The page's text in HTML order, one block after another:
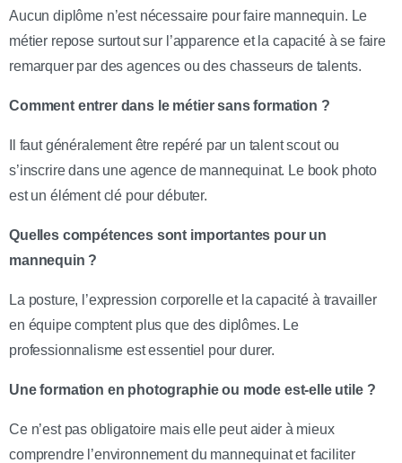
Aucun diplôme n’est nécessaire pour faire mannequin. Le
métier repose surtout sur l’apparence et la capacité à se faire
remarquer par des agences ou des chasseurs de talents.
Comment entrer dans le métier sans formation ?
Il faut généralement être repéré par un talent scout ou
s’inscrire dans une agence de mannequinat. Le book photo
est un élément clé pour débuter.
Quelles compétences sont importantes pour un
mannequin ?
La posture, l’expression corporelle et la capacité à travailler
en équipe comptent plus que des diplômes. Le
professionnalisme est essentiel pour durer.
Une formation en photographie ou mode est-elle utile ?
Ce n’est pas obligatoire mais elle peut aider à mieux
comprendre l’environnement du mannequinat et faciliter